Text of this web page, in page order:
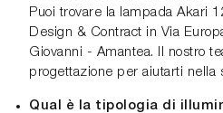
Puoi trovare la lampada Akari
Design & Contract in Via
Giovanni - Amantea. Il nostro
progettazione per aiutarti nella
Qual è la tipologia di